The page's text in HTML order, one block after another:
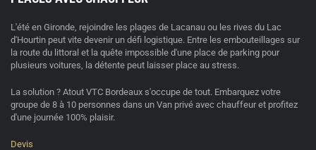
L'été en Gironde, rejoindre les plages de Lacanau ou les rives du Lac
d'Hourtin peut vite devenir un défi logistique. Entre les embouteillages sur
la route du littoral et la quête impossible d'une place de parking pour
plusieurs voitures, la détente peut laisser place au stress.
La solution ? Atout VTC Bordeaux s'occupe de tout. Embarquez votre
groupe de 8 à 10 personnes dans un Van privé avec chauffeuret profitez
d'une journée 100% plaisir.
Devis